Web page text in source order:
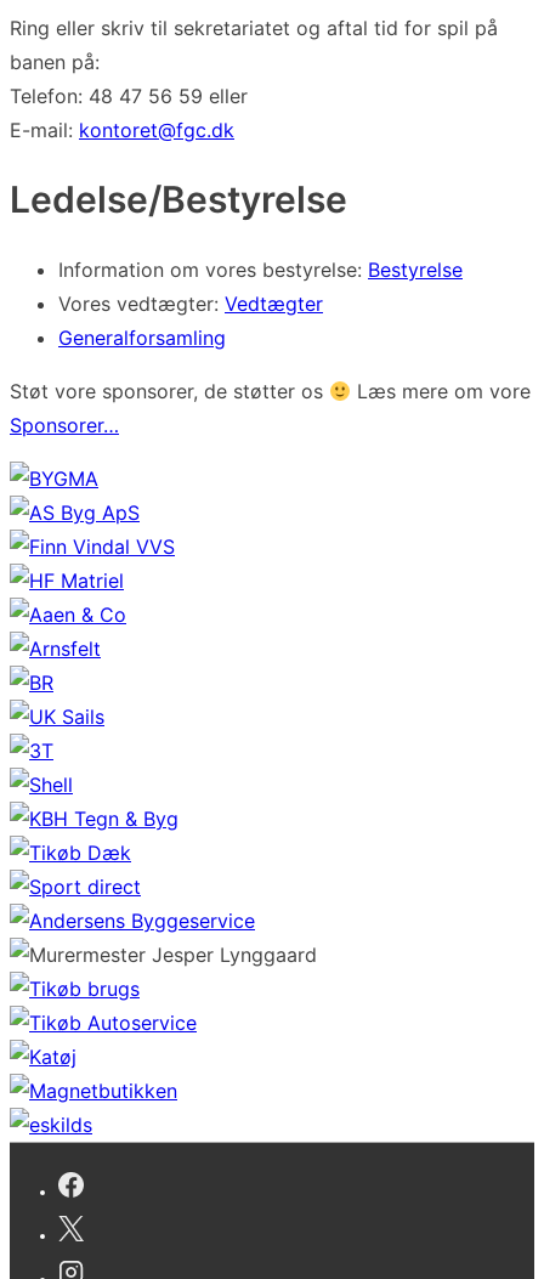
Ring eller skriv til sekretariatet og aftal tid for spil på
banen på:
Telefon: 48 47 56 59 eller
E-mail: kontoret@fgc.dk
Ledelse/Bestyrelse
Information om vores bestyrelse: Bestyrelse
Vores vedtægter: Vedtægter
Generalforsamling
Støt vore sponsorer, de støtter os
Læs mere om vore
Sponsorer…